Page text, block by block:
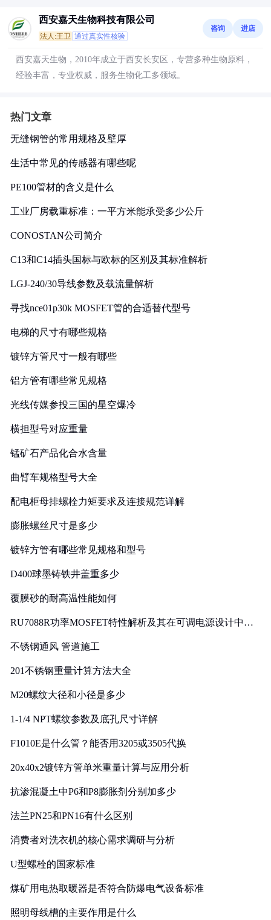
西安嘉天生物科技有限公司
法人:王卫 通过真实性核验
咨询 进店
西安嘉天生物，2010年成立于西安长安区，专营多种生物原料，
经验丰富，专业权威，服务生物化工多领域。
热门文章
无缝钢管的常用规格及壁厚
生活中常见的传感器有哪些呢
PE100管材的含义是什么
工业厂房载重标准：一平方米能承受多少公斤
CONOSTAN公司简介
C13和C14插头国标与欧标的区别及其标准解析
LGJ-240/30导线参数及载流量解析
寻找nce01p30k MOSFET管的合适替代型号
电梯的尺寸有哪些规格
镀锌方管尺寸一般有哪些
铝方管有哪些常见规格
光线传媒参投三国的星空爆冷
横担型号对应重量
锰矿石产品化合水含量
曲臂车规格型号大全
配电柜母排螺栓力矩要求及连接规范详解
膨胀螺丝尺寸是多少
镀锌方管有哪些常见规格和型号
D400球墨铸铁井盖重多少
覆膜砂的耐高温性能如何
RU7088R功率MOSFET特性解析及其在可调电源设计中的
不锈钢通风 管道施工
201不锈钢重量计算方法大全
M20螺纹大径和小径是多少
1-1/4 NPT螺纹参数及底孔尺寸详解
F1010E是什么管？能否用3205或3505代换
20x40x2镀锌方管单米重量计算与应用分析
抗渗混凝土中P6和P8膨胀剂分别加多少
法兰PN25和PN16有什么区别
消费者对洗衣机的核心需求调研与分析
U型螺栓的国家标准
煤矿用电热取暖器是否符合防爆电气设备标准
照明母线槽的主要作用是什么